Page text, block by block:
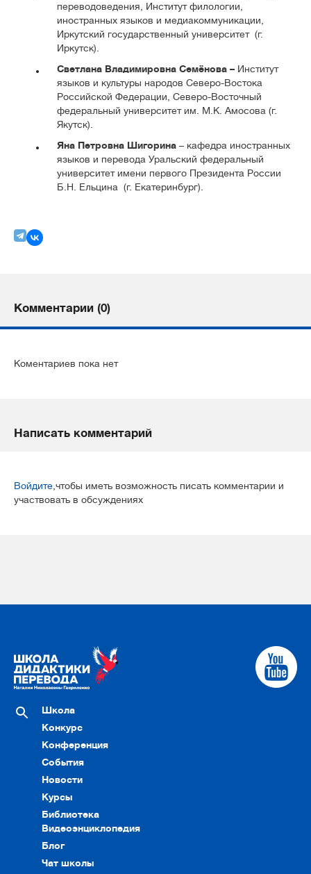
переводоведения, Институт филологии,
иностранных языков и медиакоммуникации,
Иркутский государственный университет (г.
Иркутск).
Светлана Владимировна Семёнова – Институт
языков и культуры народов Северо-Востока
Российской Федерации, Северо-Восточный
федеральный университет им. М.К. Амосова (г.
Якутск).
Яна Петровна Шигорина – кафедра иностранных
языков и перевода Уральский федеральный
университет имени первого Президента России
Б.Н. Ельцина (г. Екатеринбург).
Комментарии (0)
Коментариев пока нет
Написать комментарий
Войдите ,чтобы иметь возможность писать комментарии и
участвовать в обсуждениях
Школа
Конкурс
Конференция
События
Новости
Курсы
Библиотека
Видеоэнциклопедия
Блог
Чат школы